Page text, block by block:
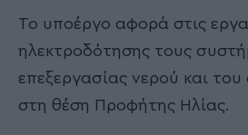
Το υποέργο αφορά στις
ηλεκτροδότησης τους
επεξεργασίας νερού και του
στη θέση Προφήτης Ηλίας.